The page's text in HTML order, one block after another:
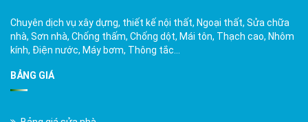
Chuyên dịch vụ xây dựng, thiết kế nội thất, Ngoại thất, Sửa chữa
nhà, Sơn nhà, Chống thấm, Chống dột, Mái tôn, Thạch cao, Nhôm
kính, Điện nước, Máy bơm, Thông tắc…
BẢNG GIÁ